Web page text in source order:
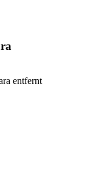
entfernt